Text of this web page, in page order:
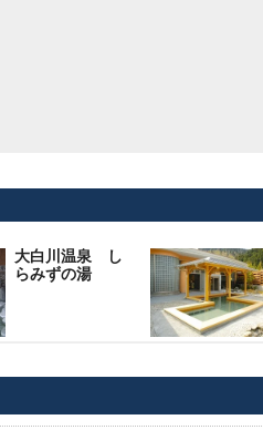
大白川温泉 し
らみずの湯